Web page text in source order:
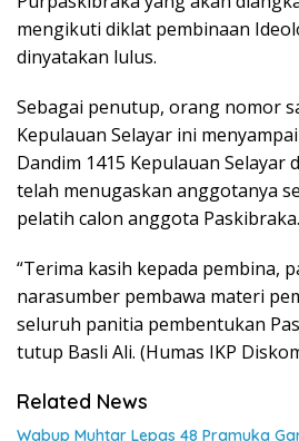
mengikuti diklat pembinaan
dinyatakan lulus.
Sebagai penutup, orang nomor
Kepulauan Selayar ini
Dandim 1415 Kepulauan Selayar
telah menugaskan anggotanya
pelatih calon anggota Paskibraka.
“Terima kasih kepada pembina,
narasumber pembawa materi
seluruh panitia pembentukan
tutup Basli Ali. (Humas IKP
Related News
Wabup Muhtar Lepas 48 Pramuka